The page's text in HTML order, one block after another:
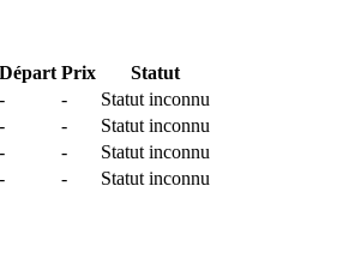
Départ Prix
Statut
- -
Statut inconnu
- -
Statut inconnu
- -
Statut inconnu
- -
Statut inconnu